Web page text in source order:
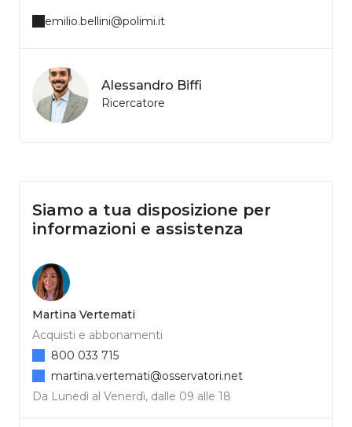
emilio.bellini@polimi.it
Alessandro Biffi
Ricercatore
Siamo a tua disposizione per
informazioni e assistenza
Martina Vertemati
Acquisti e abbonamenti
Da Lunedì al Venerdì, dalle 09 alle 18
800 033 715
martina.vertemati@osservatori.net